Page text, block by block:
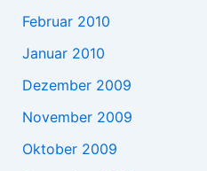
Februar 2010
Januar 2010
Dezember 2009
November 2009
Oktober 2009